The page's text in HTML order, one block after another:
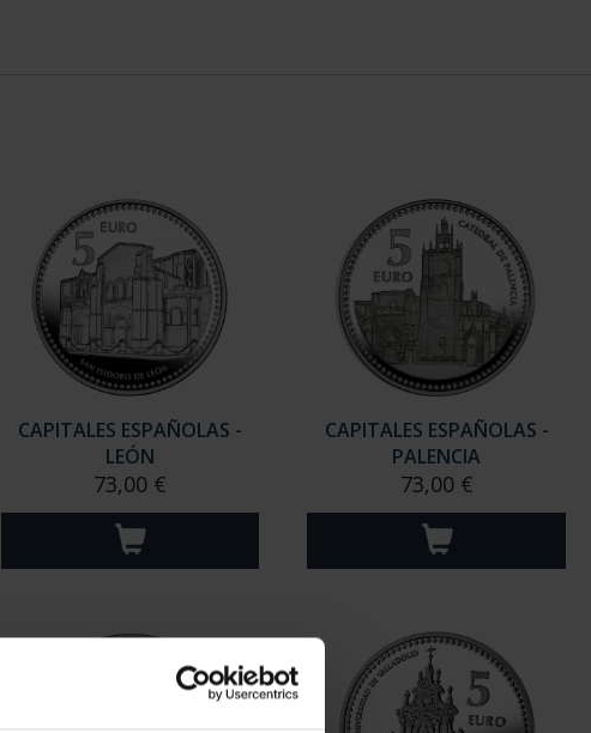
CAPITALES ESPAÑOLAS -
LEÓN
73,00 €
CAPITALES ESPAÑOLAS -
PALENCIA
73,00 €